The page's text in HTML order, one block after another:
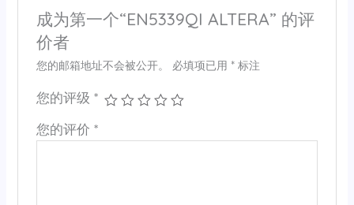
成为第一个“EN5339QI ALTERA” 的评
价者
您的邮箱地址不会被公开。 必填项已用 *标注
您的评级 *
您的评价 *